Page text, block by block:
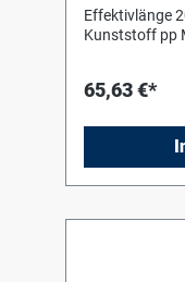
Effektivlänge
Kunststoff pp
65,63 €*